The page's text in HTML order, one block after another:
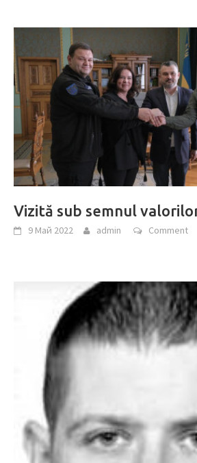
Vizită sub semnul
9 Май 2022 admin Comment